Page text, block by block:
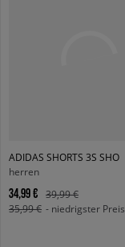
ADIDAS SHORTS 3S SHO
herren
34,99 €
39,99 €
35,99 € - niedrigster Preis